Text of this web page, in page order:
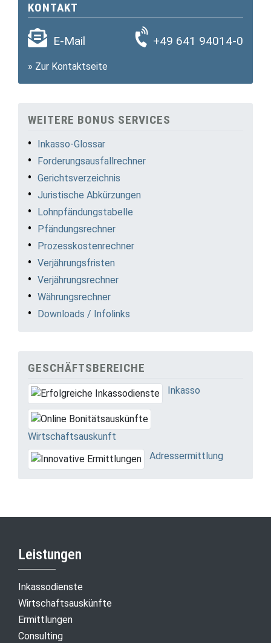
KONTAKT
E-Mail +49 641 94014-0
» Zur Kontaktseite
WEITERE BONUS SERVICES
Inkasso-Glossar
Forderungsausfallrechner
Gerichtsverzeichnis
Juristische Abkürzungen
Lohnpfändungstabelle
Pfändungsrechner
Prozesskostenrechner
Verjährungsfristen
Verjährungsrechner
Währungsrechner
Downloads / Infolinks
GESCHÄFTSBEREICHE
Inkasso
Wirtschaftsauskunft
Adressermittlung
Leistungen
Inkassodienste
Wirtschaftsauskünfte
Ermittlungen
Consulting